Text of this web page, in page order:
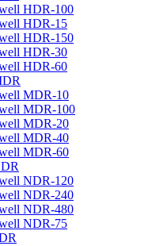
HDR-100
HDR-15
HDR-150
HDR-30
HDR-60
MDR-10
MDR-100
MDR-20
MDR-40
MDR-60
NDR-120
NDR-240
NDR-480
NDR-75